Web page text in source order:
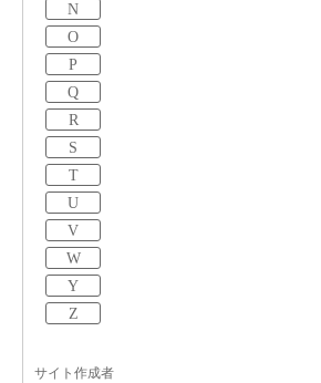
N
O
P
Q
R
S
T
U
V
W
Y
Z
サイト作成者